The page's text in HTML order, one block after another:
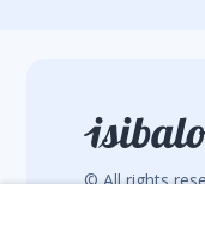
© All rights